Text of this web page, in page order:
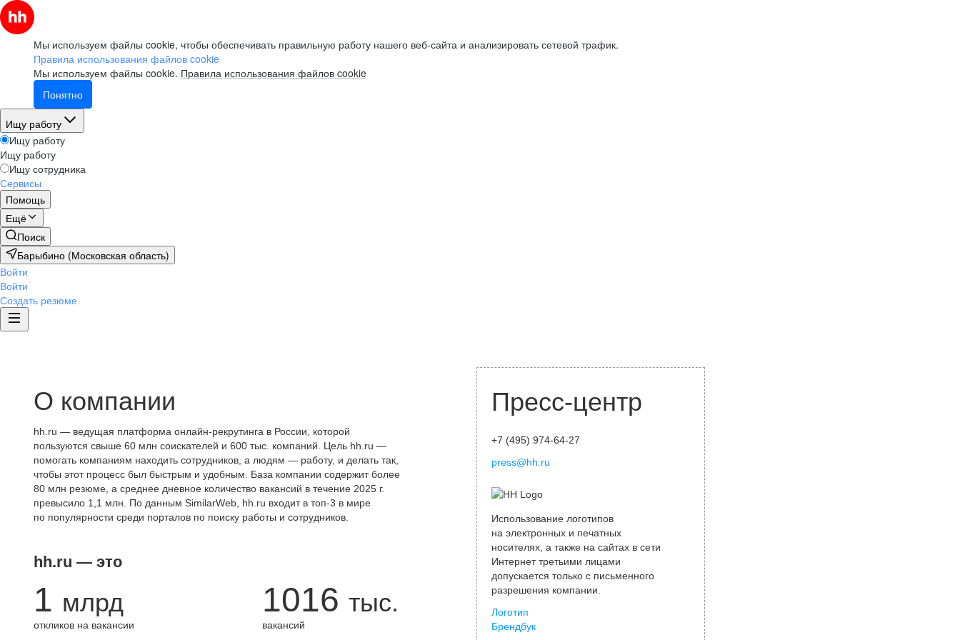
Мы используем файлы cookie, чтобы обеспечивать правильную работу нашего веб-сайта и анализировать сетевой трафик.
Правила использования файлов cookie
Мы используем файлы cookie. Правила использования файлов cookie
Понятно
Ищу работу
Ищу работу
Ищу работу
Ищу сотрудника
Сервисы
Помощь
Ещё
Поиск
Барыбино (Московская область)
Войти
Войти
Создать резюме
О компании
hh.ru — ведущая платформа онлайн-рекрутинга в России, которой
пользуются свыше 60 млн соискателей и 600 тыс. компаний. Цель hh.ru —
помогать компаниям находить сотрудников, а людям — работу, и делать так,
чтобы этот процесс был быстрым и удобным. База компании содержит более
80 млн резюме, а среднее дневное количество вакансий в течение 2025 г.
превысило 1,1 млн. По данным SimilarWeb, hh.ru входит в топ-3 в мире
по популярности среди порталов по поиску работы и сотрудников.
hh.ru — это
1 млрд
откликов на вакансии
1016 тыс.
вакансий
Пресс-центр
+7 (495) 974-64-27
press@hh.ru
Использование логотипов
на электронных и печатных
носителях, а также на сайтах в сети
Интернет третьими лицами
допускается только с письменного
разрешения компании.
Логотип
Брендбук